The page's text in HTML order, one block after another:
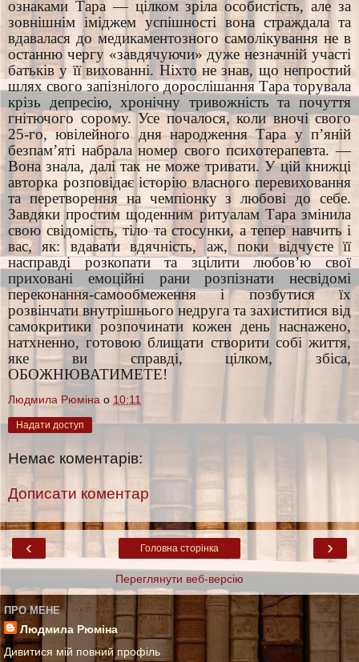
ознаками Тара — цілком зріла особистість, але за
зовнішнім іміджем успішності вона страждала та
вдавалася до медикаментозного самолікування не в
останню чергу «завдячуючи» дуже незначній участі
батьків у її вихованні. Ніхто не знав, що непростий
шлях свого запізнілого дорослішання Тара торувала
крізь депресію, хронічну тривожність та почуття
гнітючого сорому. Усе почалося, коли вночі свого
25-го, ювілейного дня народження Тара у п’яній
безпам’яті набрала номер свого психотерапевта. —
Вона знала, далі так не може тривати. У цій книжці
авторка розповідає історію власного перевиховання
та перетворення на чемпіонку з любові до себе.
Завдяки простим щоденним ритуалам Тара змінила
свою свідомість, тіло та стосунки, а тепер навчить і
вас, як: вдавати вдячність, аж, поки відчуєте її
насправді розкопати та зцілити любов’ю свої
приховані емоційні рани розпізнати несвідомі
переконання-самообмеження і позбутися їх
розвінчати внутрішнього недруга та захиститися від
самокритики розпочинати кожен день наснажено,
натхненно, готовою блищати створити собі життя,
яке ви справді, цілком, збіса,
ОБОЖНЮВАТИМЕТЕ!
Людмила Рюміна о 10:11
Надати доступ
Немає коментарів:
Дописати коментар
‹ ›
Головна сторінка
Переглянути веб-версію
ПРО МЕНЕ
Людмила Рюміна
Дивитися мій повний профіль